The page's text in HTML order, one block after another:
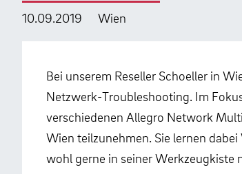
10.09.2019 Wien
Bei unserem Reseller Schoeller in
Netzwerk-Troubleshooting. Im
verschiedenen Allegro Network
Wien teilzunehmen. Sie lernen
wohl gerne in seiner Werkzeugkiste
Videos
Produkt-Handbuch
Forschung und Lehre